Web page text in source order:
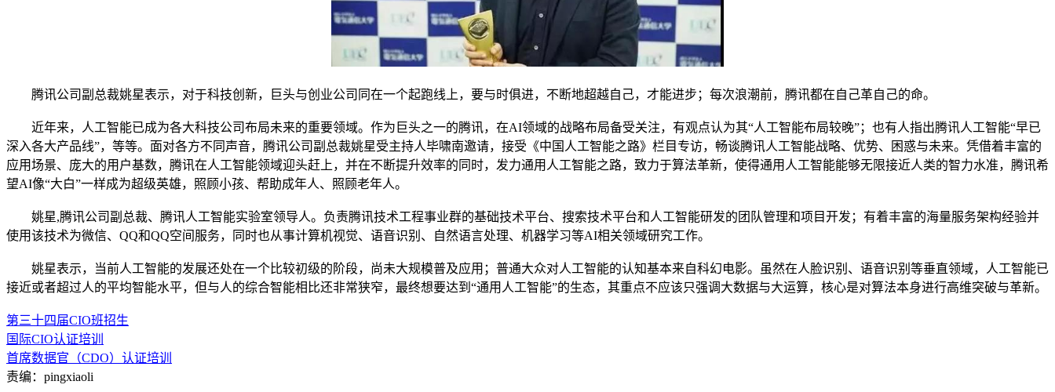
腾讯公司副总裁姚星表示，对于科技创新，巨头与创业公司同在一个起跑线上，要与时俱进，不断地超越自己，才能进步；每次浪潮前，腾讯都在自己革自己的命。
近年来，人工智能已成为各大科技公司布局未来的重要领域。作为巨头之一的腾讯，在AI领域的战略布局备受关注，有观点认为其“人工智能布局较晚”；也有人指出腾讯人工智能“早已
深入各大产品线”，等等。面对各方不同声音，腾讯公司副总裁姚星受主持人毕啸南邀请，接受《中国人工智能之路》栏目专访，畅谈腾讯人工智能战略、优势、困惑与未来。凭借着丰富的
应用场景、庞大的用户基数，腾讯在人工智能领域迎头赶上，并在不断提升效率的同时，发力通用人工智能之路，致力于算法革新，使得通用人工智能能够无限接近人类的智力水准，腾讯希
望AI像“大白”一样成为超级英雄，照顾小孩、帮助成年人、照顾老年人。
姚星,腾讯公司副总裁、腾讯人工智能实验室领导人。负责腾讯技术工程事业群的基础技术平台、搜索技术平台和人工智能研发的团队管理和项目开发；有着丰富的海量服务架构经验并
使用该技术为微信、QQ和QQ空间服务，同时也从事计算机视觉、语音识别、自然语言处理、机器学习等AI相关领域研究工作。
姚星表示，当前人工智能的发展还处在一个比较初级的阶段，尚未大规模普及应用；普通大众对人工智能的认知基本来自科幻电影。虽然在人脸识别、语音识别等垂直领域，人工智能已
接近或者超过人的平均智能水平，但与人的综合智能相比还非常狭窄，最终想要达到“通用人工智能”的生态，其重点不应该只强调大数据与大运算，核心是对算法本身进行高维突破与革新。
第三十四届CIO班招生
国际CIO认证培训
首席数据官（CDO）认证培训
责编：pingxiaoli